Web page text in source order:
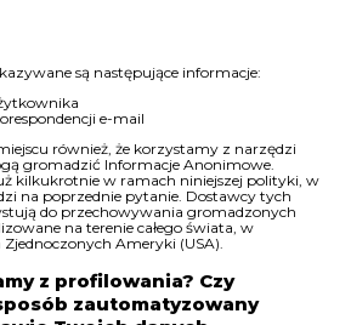
są następujące informacje:
e-mail
również, że korzystamy z narzędzi
gromadzić Informacje Anonimowe.
kilkukrotnie w ramach niniejszej polityki, w
na poprzednie pytanie. Dostawcy tych
do przechowywania gromadzonych
na terenie całego świata, w
Ameryki (USA).
z profilowania? Czy
zautomatyzowany